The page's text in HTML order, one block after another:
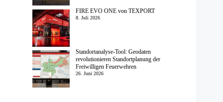
FIRE EVO ONE von TEXPORT
8. Juli 2026
Standortanalyse-Tool: Geodaten
revolutionieren Standortplanung der
Freiwilligen Feuerwehren
26. Juni 2026